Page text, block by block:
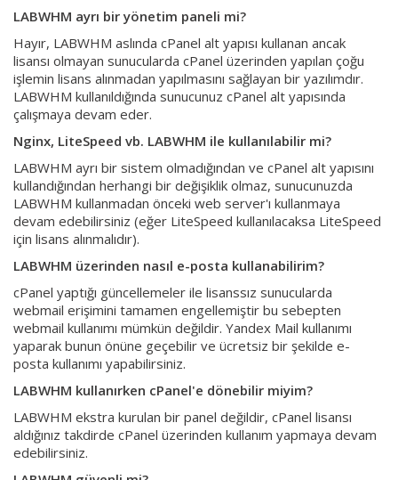
LABWHM ayrı bir yönetim paneli mi?
Hayır, LABWHM aslında cPanel alt yapısı kullanan ancak
lisansı olmayan sunucularda cPanel üzerinden yapılan çoğu
işlemin lisans alınmadan yapılmasını sağlayan bir yazılımdır.
LABWHM kullanıldığında sunucunuz cPanel alt yapısında
çalışmaya devam eder.
Nginx, LiteSpeed vb. LABWHM ile kullanılabilir mi?
LABWHM ayrı bir sistem olmadığından ve cPanel alt yapısını
kullandığından herhangi bir değişiklik olmaz, sunucunuzda
LABWHM kullanmadan önceki web server'ı kullanmaya
devam edebilirsiniz (eğer LiteSpeed kullanılacaksa LiteSpeed
için lisans alınmalıdır).
LABWHM üzerinden nasıl e-posta kullanabilirim?
cPanel yaptığı güncellemeler ile lisanssız sunucularda
webmail erişimini tamamen engellemiştir bu sebepten
webmail kullanımı mümkün değildir. Yandex Mail kullanımı
yaparak bunun önüne geçebilir ve ücretsiz bir şekilde e-
posta kullanımı yapabilirsiniz.
LABWHM kullanırken cPanel'e dönebilir miyim?
LABWHM ekstra kurulan bir panel değildir, cPanel lisansı
aldığınız takdirde cPanel üzerinden kullanım yapmaya devam
edebilirsiniz.